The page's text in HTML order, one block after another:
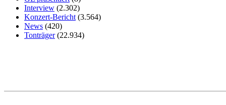
Interview (2.302)
Konzert-Bericht (3.564)
News (420)
Tonträger(22.934)